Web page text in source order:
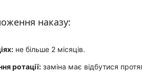
наказу:
не більше 2 місяців.
ротації: заміна має відбутися